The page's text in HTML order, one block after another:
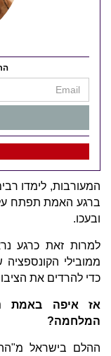
המעורבות, לימדו
ברגע האמת תפתח
ובעכו.
למרות זאת כרגע
ממובילי
כדי להרדים את
אז איפה באמת
המלחמה?
ההלם בישראל